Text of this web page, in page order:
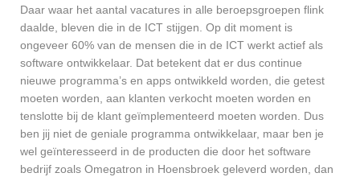
Daar waar het aantal vacatures in alle beroepsgroepen flink
daalde, bleven die in de ICT stijgen. Op dit moment is
ongeveer 60% van de mensen die in de ICT werkt actief als
software ontwikkelaar. Dat betekent dat er dus continue
nieuwe programma’s en apps ontwikkeld worden, die getest
moeten worden, aan klanten verkocht moeten worden en
tenslotte bij de klant geïmplementeerd moeten worden. Dus
ben jij niet de geniale programma ontwikkelaar, maar ben je
wel geïnteresseerd in de producten die door het software
bedrijf zoals Omegatron in Hoensbroek geleverd worden, dan